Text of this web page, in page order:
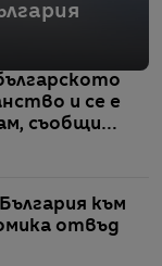
и се е
съобщи
към
отвъд